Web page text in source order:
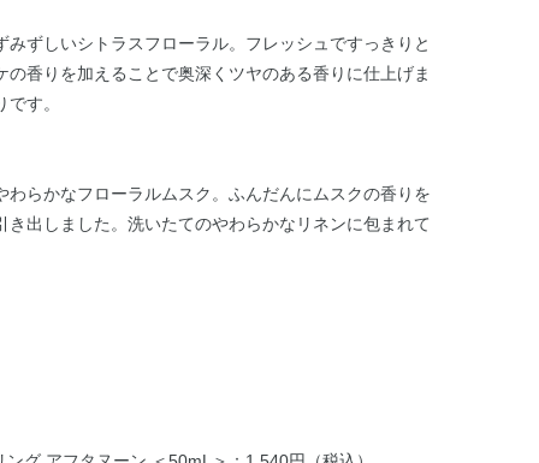
ずしいシトラスフローラル。フレッシュですっきりと
香りを加えることで奥深くツヤのある香りに仕上げま
す。
らかなフローラルムスク。ふんだんにムスクの香りを
出しました。洗いたてのやわらかなリネンに包まれて